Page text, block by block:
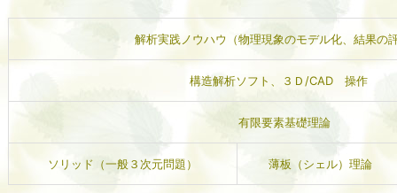
解析実践ノウハウ（物理現象のモデル化、結果の
構造解析ソフト、３Ｄ/CAD 操作
有限要素基礎理論
ソリッド（一般３次元問題） 薄板（シェル）理論